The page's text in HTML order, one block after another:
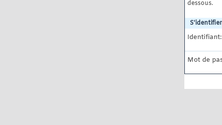
dessous.
S'identifier
Identifiant:
Mot de